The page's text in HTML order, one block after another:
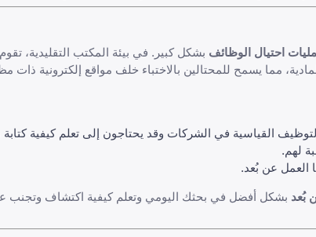
احتيال الوظائف بشكل كبير. في بيئة المكتب التقليدية،
مما يسمح للمحتالين بالاختباء خلف مواقع إلكترونية ذات
القياسية في الشركات وقد يحتاجون إلى تعلمكيفية
لهم.
العمل عن بُعد.
بُعد بشكل أفضل في بحثك اليومي وتعلم كيفية اكتشاف وتجنب